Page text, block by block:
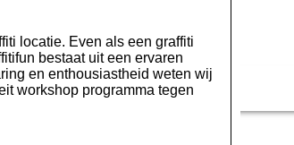
locatie. Even als een graffiti
bestaat uit een ervaren
en enthousiastheid weten wij
workshop programma tegen